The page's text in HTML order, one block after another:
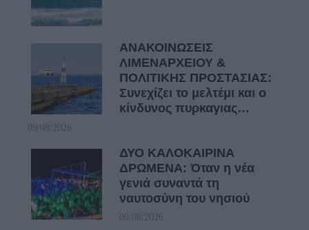
ΑΝΑΚΟΙΝΩΣΕΙΣ
ΛΙΜΕΝΑΡΧΕΙΟΥ &
ΠΟΛΙΤΙΚΗΣ ΠΡΟΣΤΑΣΙΑΣ:
Συνεχίζει το μελτέμι και ο
κίνδυνος πυρκαγιας…
09/08/2026
ΔΥΟ ΚΑΛΟΚΑΙΡΙΝΑ
ΔΡΩΜΕΝΑ: Όταν η νέα
γενιά συναντά τη
ναυτοσύνη του νησιού
09/08/2026